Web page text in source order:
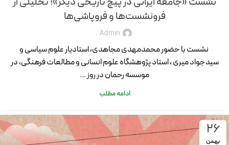
فرونشست‌ها و فروپاشی‌ها
Admin
نشست با حضور محمدمهدی مجاهدی، استادیار علوم سیاسی و
سیدجواد میری ، استاد پژوهشگاه علوم انسانی و مطالعات فرهنگی، در
موسسه رحمان در روز ...
ادامه مطلب
26
بهمن